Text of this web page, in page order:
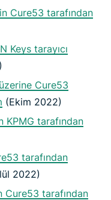
Cure53 tarafından
Keys tarayıcı
Cure53
(Ekim 2022)
KPMG tarafından
tarafından
2022)
Cure53 tarafından